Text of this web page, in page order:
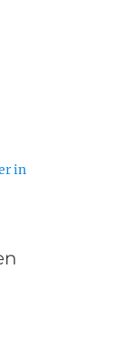
in